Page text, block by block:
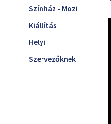
Színház - Mozi
Kiállítás
Helyi
Szervezőknek